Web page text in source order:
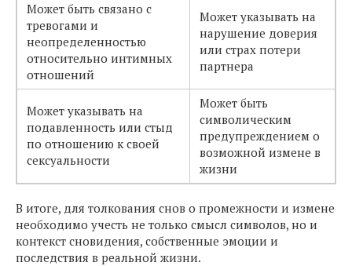
Может быть связано с
тревогами и
неопределенностью
относительно интимных
отношений
Может указывать на
нарушение доверия
или страх потери
партнера
Может указывать на
подавленность или стыд
по отношению к своей
сексуальности
Может быть
символическим
предупреждением о
возможной измене в
жизни
В итоге, для толкования снов о промежности и измене
необходимо учесть не только смысл символов, но и
контекст сновидения, собственные эмоции и
последствия в реальной жизни.